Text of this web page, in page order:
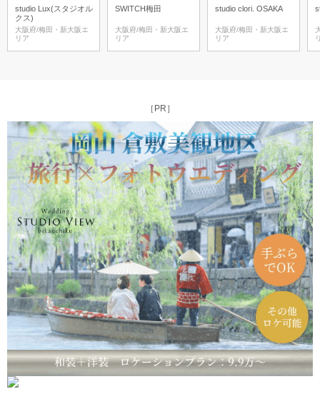
studio Lux(スタジオル
クス)
大阪府/梅田・新大阪エ
リア
SWITCH梅田
大阪府/梅田・新大阪エ
リア
studio clori. OSAKA
大阪府/梅田・新大阪エ
リア
［PR］